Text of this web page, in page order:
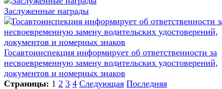
Заслуженные награды
Госавтоинспекция информирует об ответственности за
несвоевременную замену водительских удостоверений,
документов и номерных знаков
Страницы: 1 2 3 4 Следующая Последняя